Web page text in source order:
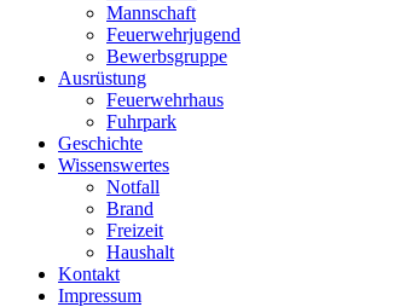
Mannschaft
Feuerwehrjugend
Bewerbsgruppe
Ausrüstung
Feuerwehrhaus
Fuhrpark
Geschichte
Wissenswertes
Notfall
Brand
Freizeit
Haushalt
Kontakt
Impressum